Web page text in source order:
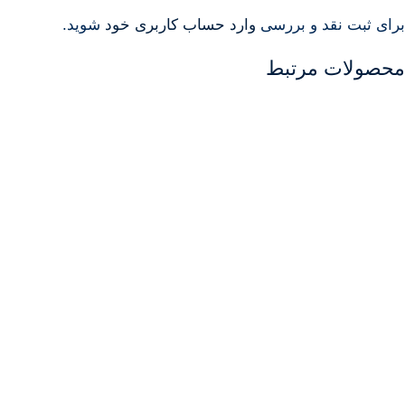
برای ثبت نقد و بررسی وارد حساب کاربری خود شوید.
محصولات مرتبط